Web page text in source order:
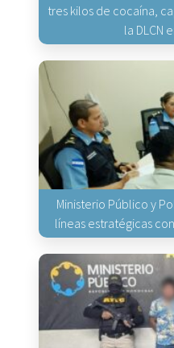
tres kilos de cocaína,
la DLCN
Ministerio Público y
líneas estratégicas